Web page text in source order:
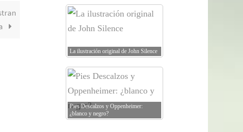
La ilustración original de John Silence
Pies Descalzos y Oppenheimer:
¿blanco y negro?